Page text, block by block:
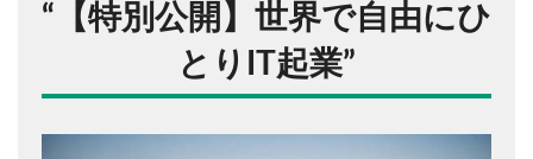
“ 【特別公開】世界で自由にひ
とりIT起業”